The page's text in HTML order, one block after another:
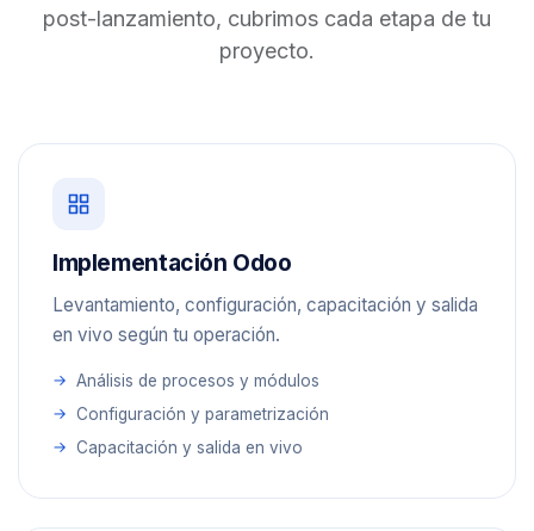
post-lanzamiento, cubrimos cada etapa de tu
proyecto.
Implementación Odoo
Levantamiento, configuración, capacitación y salida
en vivo según tu operación.
Análisis de procesos y módulos
Configuración y parametrización
Capacitación y salida en vivo